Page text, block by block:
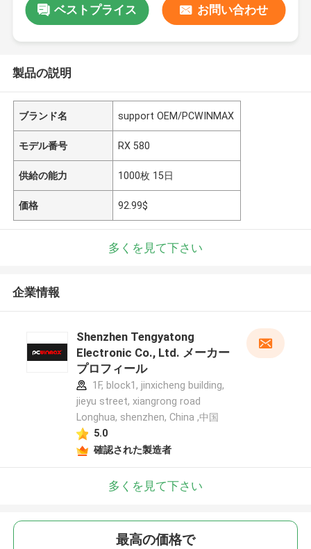
ベストプライス お問い合わせ
製品の説明
ブランド名 support OEM/PCWINMAX
モデル番号 RX 580
供給の能力 1000枚 15日
価格 92.99$
多くを見て下さい
企業情報
Shenzhen Tengyatong
Electronic Co., Ltd. メーカー
プロフィール
1F, block1, jinxicheng building,
jieyu street, xiangrong road
Longhua, shenzhen, China ,中国
5.0
確認された製造者
多くを見て下さい
最高の価格で